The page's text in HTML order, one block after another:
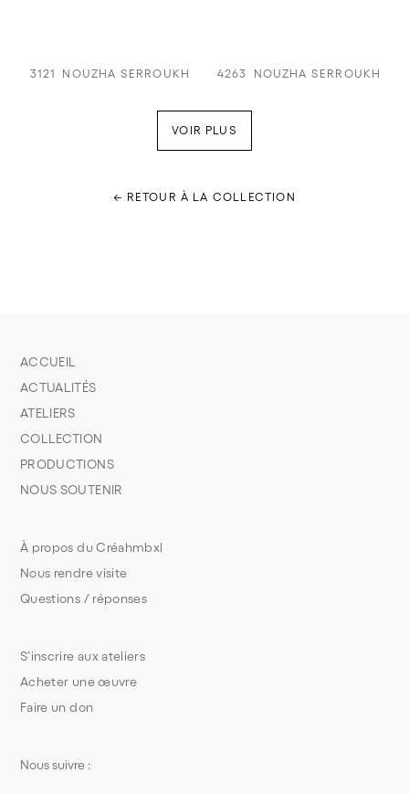
3121 NOUZHA SERROUKH 4263 NOUZHA SERROUKH
VOIR PLUS
← RETOUR À LA COLLECTION
S’inscrire aux ateliers
Acheter une œuvre
Faire un don
À propos du Créahmbxl
Nous rendre visite
Questions / réponses
ACCUEIL
ACTUALITÉS
ATELIERS
COLLECTION
PRODUCTIONS
NOUS SOUTENIR
Nous suivre :